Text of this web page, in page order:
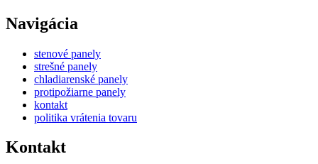
Navigácia
stenové panely
strešné panely
chladiarenské panely
protipožiarne panely
kontakt
politika vrátenia tovaru
Kontakt